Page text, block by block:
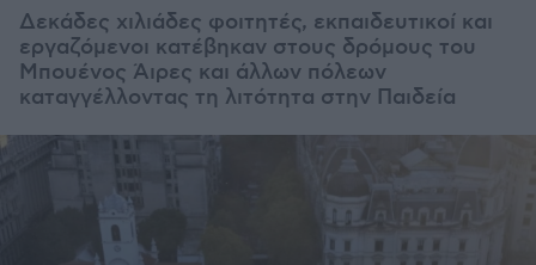
Δεκάδες χιλιάδες φοιτητές, εκπαιδευτικοί και
εργαζόμενοι κατέβηκαν στους δρόμους του
Μπουένος Άιρες και άλλων πόλεων
καταγγέλλοντας τη λιτότητα στην Παιδεία